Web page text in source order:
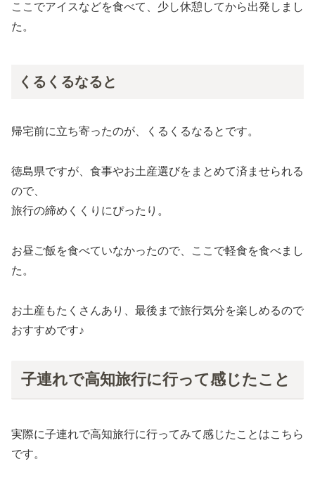
ここでアイスなどを食べて、少し休憩してから出発しまし
た。
くるくるなると
帰宅前に立ち寄ったのが、くるくるなるとです。
徳島県ですが、食事やお土産選びをまとめて済ませられる
ので、
旅行の締めくくりにぴったり。
お昼ご飯を食べていなかったので、ここで軽食を食べまし
た。
お土産もたくさんあり、最後まで旅行気分を楽しめるので
おすすめです♪
子連れで高知旅行に行って感じたこと
実際に子連れで高知旅行に行ってみて感じたことはこちら
です。